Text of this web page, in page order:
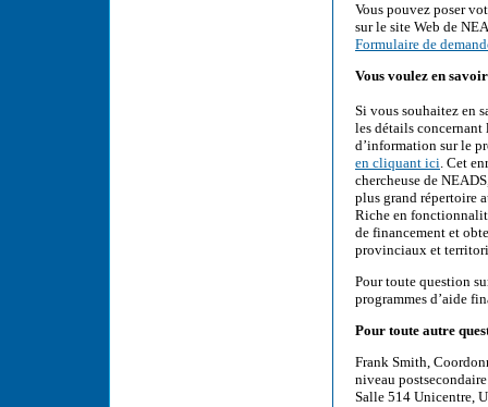
Vous pouvez poser
sur le site Web de
Formulaire de
Vous voulez en
Si vous souhaitez en
les détails concernant
d’information sur le
en cliquant ici. Cet
chercheuse de
plus grand répertoire
Riche en
de financement et
provinciaux et
Pour toute question
programmes d’aide
Pour toute autre
Frank Smith,
niveau
Salle 514 Unicentre,